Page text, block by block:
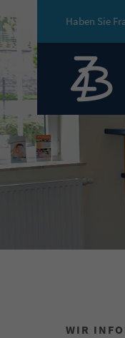
Haben Sie
WIR